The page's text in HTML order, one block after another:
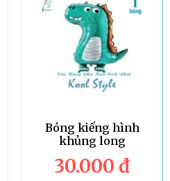
Bóng kiếng hình
khủng long
30.000 đ